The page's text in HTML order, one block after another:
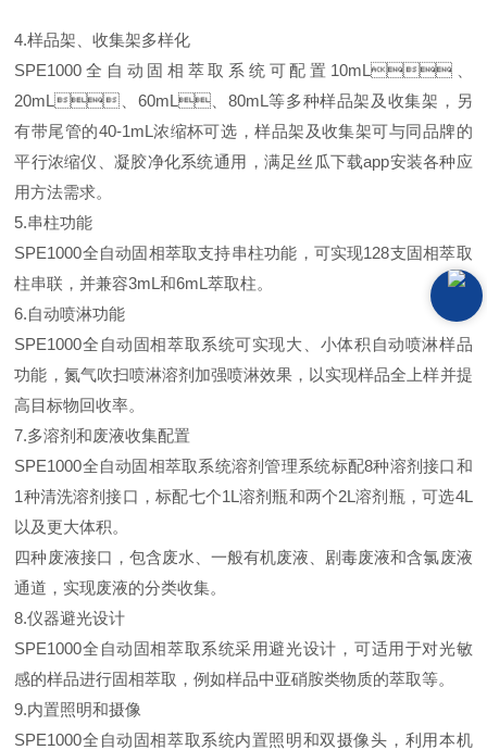
4.样品架、收集架多样化
SPE1000全自动固相萃取系统可配置10mL、
20mL、60mL、80mL等多种样品架及收集架，另
有带尾管的40-1mL浓缩杯可选，样品架及收集架可与同品牌的
平行浓缩仪、凝胶净化系统通用，满足丝瓜下载app安装各种应
用方法需求。
5.串柱功能
SPE1000全自动固相萃取支持串柱功能，可实现128支固相萃取
柱串联，并兼容3mL和6mL萃取柱。
6.自动喷淋功能
SPE1000全自动固相萃取系统可实现大、小体积自动喷淋样品
功能，氮气吹扫喷淋溶剂加强喷淋效果，以实现样品全上样并提
高目标物回收率。
7.多溶剂和废液收集配置
SPE1000全自动固相萃取系统溶剂管理系统标配8种溶剂接口和
1种清洗溶剂接口，标配七个1L溶剂瓶和两个2L溶剂瓶，可选4L
以及更大体积。
四种废液接口，包含废水、一般有机废液、剧毒废液和含氯废液
通道，实现废液的分类收集。
8.仪器避光设计
SPE1000全自动固相萃取系统采用避光设计，可适用于对光敏
感的样品进行固相萃取，例如样品中亚硝胺类物质的萃取等。
9.内置照明和摄像
SPE1000全自动固相萃取系统内置照明和双摄像头，利用本机